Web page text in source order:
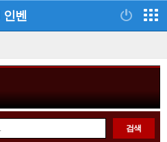
인벤
검색